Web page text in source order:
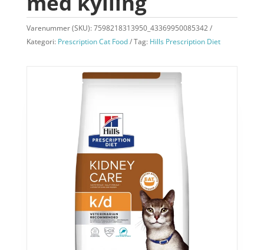
Varenummer (SKU):7598218313950_43369950085342
Kategori: Prescription Cat Food Tag: Hills Prescription Diet